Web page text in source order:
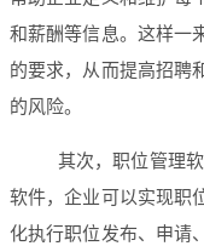
和薪酬等信息。这样一
的要求，从而提高招聘
的风险。
其次，职位管理
软件，企业可以实现职
化执行职位发布、申请